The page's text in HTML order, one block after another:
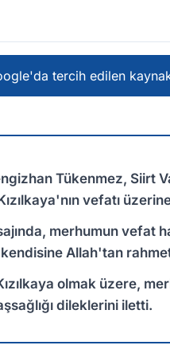
tercih edilen
Tükenmez, Siirt
vefatı
merhumun vefat
Allah'tan
olmak üzere,
dileklerini iletti.